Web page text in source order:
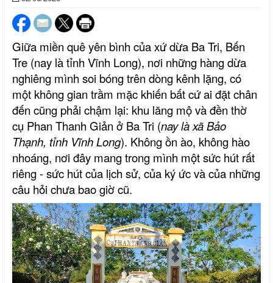
Giữa miền quê yên bình của xứ dừa Ba Tri, Bến
Tre (nay là tỉnh Vĩnh Long), nơi những hàng dừa
nghiêng mình soi bóng trên dòng kênh lặng, có
một không gian trầm mặc khiến bất cứ ai đặt chân
đến cũng phải chậm lại: khu lăng mộ và đền thờ
cụ Phan Thanh Giản ở Ba Tri (nay là xã Bảo
Thạnh, tỉnh Vĩnh Long). Không ồn ào, không hào
nhoáng, nơi đây mang trong mình một sức hút rất
riêng - sức hút của lịch sử, của ký ức và của những
câu hỏi chưa bao giờ cũ.